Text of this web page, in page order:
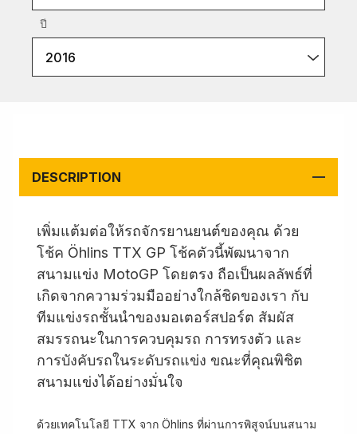
ปี
2016
DESCRIPTION
เพิ่มแต้มต่อให้รถจักรยานยนต์ของคุณ ด้วย
โช้ค Öhlins TTX GP โช้คตัวนี้พัฒนาจาก
สนามแข่ง MotoGP โดยตรง ถือเป็นผลลัพธ์ที่
เกิดจากความร่วมมืออย่างใกล้ชิดของเรา กับ
ทีมแข่งรถชั้นนำของมอเตอร์สปอร์ต สัมผัส
สมรรถนะในการควบคุมรถ การทรงตัว และ
การบังคับรถในระดับรถแข่ง ขณะที่คุณพิชิต
สนามแข่งได้อย่างมั่นใจ
ด้วยเทคโนโลยี TTX จาก Öhlins ที่ผ่านการพิสูจน์บนสนาม